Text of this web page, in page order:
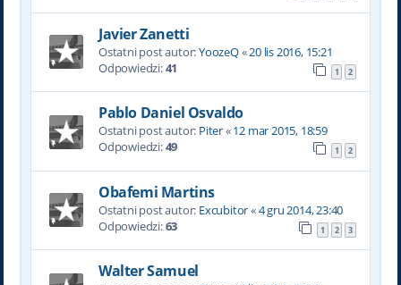
Javier Zanetti
Ostatni post autor:YoozeQ«20 lis 2016, 15:21
Odpowiedzi:41 1 2
Pablo Daniel Osvaldo
Ostatni post autor: Piter«12 mar 2015, 18:59
Odpowiedzi:49 1 2
Obafemi Martins
Ostatni post autor: Excubitor«4 gru 2014, 23:40
Odpowiedzi:63 1 2 3
Walter Samuel